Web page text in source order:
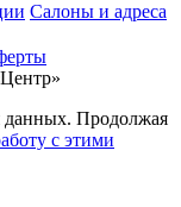
Салоны и адреса
данных. Продолжая
с этими